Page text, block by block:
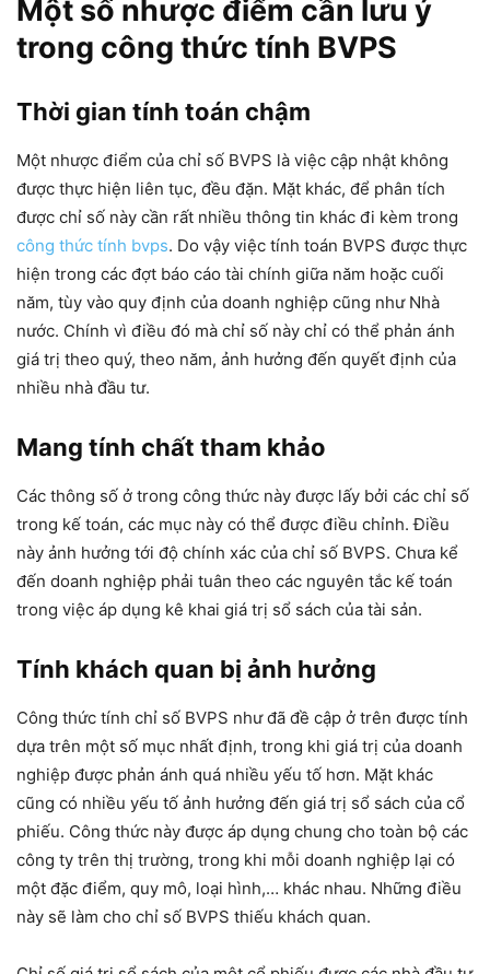
Một số nhược điểm cần lưu ý
trong công thức tính BVPS
Thời gian tính toán chậm
Một nhược điểm của chỉ số BVPS là việc cập nhật không
được thực hiện liên tục, đều đặn. Mặt khác, để phân tích
được chỉ số này cần rất nhiều thông tin khác đi kèm trong
công thức tính bvps. Do vậy việc tính toán BVPS được thực
hiện trong các đợt báo cáo tài chính giữa năm hoặc cuối
năm, tùy vào quy định của doanh nghiệp cũng như Nhà
nước. Chính vì điều đó mà chỉ số này chỉ có thể phản ánh
giá trị theo quý, theo năm, ảnh hưởng đến quyết định của
nhiều nhà đầu tư.
Mang tính chất tham khảo
Các thông số ở trong công thức này được lấy bởi các chỉ số
trong kế toán, các mục này có thể được điều chỉnh. Điều
này ảnh hưởng tới độ chính xác của chỉ số BVPS. Chưa kể
đến doanh nghiệp phải tuân theo các nguyên tắc kế toán
trong việc áp dụng kê khai giá trị sổ sách của tài sản.
Tính khách quan bị ảnh hưởng
Công thức tính chỉ số BVPS như đã đề cập ở trên được tính
dựa trên một số mục nhất định, trong khi giá trị của doanh
nghiệp được phản ánh quá nhiều yếu tố hơn. Mặt khác
cũng có nhiều yếu tố ảnh hưởng đến giá trị sổ sách của cổ
phiếu. Công thức này được áp dụng chung cho toàn bộ các
công ty trên thị trường, trong khi mỗi doanh nghiệp lại có
một đặc điểm, quy mô, loại hình,… khác nhau. Những điều
này sẽ làm cho chỉ số BVPS thiếu khách quan.